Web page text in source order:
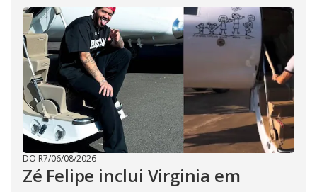
DO R7/06/08/2026
Zé Felipe inclui Virginia em